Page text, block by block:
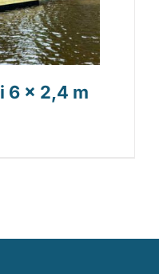
6 x 2,4 m